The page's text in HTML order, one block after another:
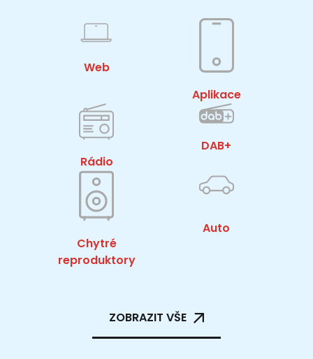
Web
Aplikace
Rádio
DAB+
Chytré
reproduktory
Auto
ZOBRAZIT VŠE